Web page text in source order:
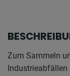
Zum Sammeln
Industrieabfällen